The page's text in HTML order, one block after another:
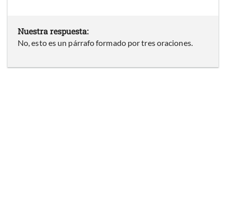
Nuestra respuesta:
No, esto es un párrafo formado por tres oraciones.